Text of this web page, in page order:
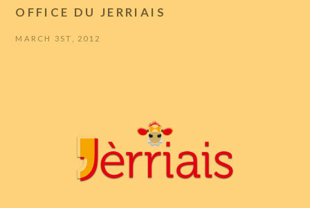
OFFICE DU JERRIAIS
MARCH 3ST, 2012